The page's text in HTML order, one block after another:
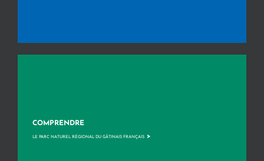
COMPRENDRE
LE PARC NATUREL RÉGIONAL DU GÂTINAIS FRANÇAIS >